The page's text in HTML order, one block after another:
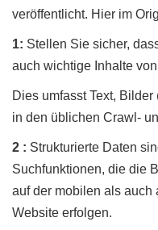
veröffentlicht. Hier im
1: Stellen Sie sicher,
auch wichtige Inhalte
Dies umfasst Text,
in den üblichen Crawl-
2 : Strukturierte Daten
Suchfunktionen, die die
auf der mobilen als auch
Website erfolgen.